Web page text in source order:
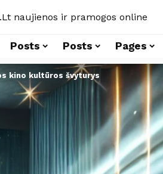
Posts Posts Pages
kino kultūros švyturys